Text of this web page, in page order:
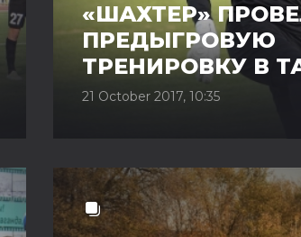
«ШАХТЕР»
ПРЕДЫГРОВУЮ
ТРЕНИРОВКУ В
21 October 2017, 10:35